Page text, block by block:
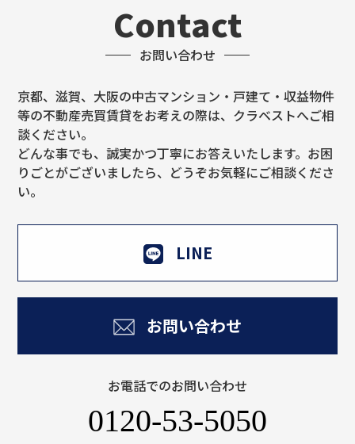
Contact
お問い合わせ
京都、滋賀、大阪の中古マンション・戸建て・収益物件
等の不動産売買賃貸をお考えの際は、クラベストへご相
談ください。
どんな事でも、誠実かつ丁寧にお答えいたします。お困
りごとがございましたら、どうぞお気軽にご相談くださ
い。
LINE
お問い合わせ
お電話でのお問い合わせ
0120-53-5050